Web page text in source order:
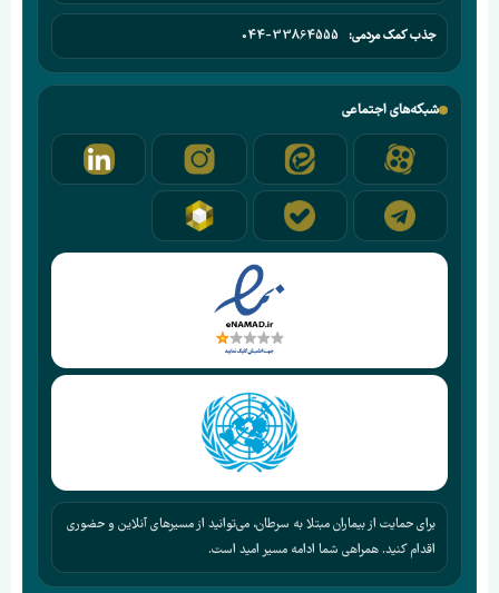
جذب کمک مردمی: 044-33864555
شبکه‌های اجتماعی
برای حمایت از بیماران مبتلا به سرطان، می‌توانید از مسیرهای آنلاین و حضوری
اقدام کنید. همراهی شما ادامه مسیر امید است.